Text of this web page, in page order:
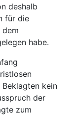
deshalb
für die
habe.
kein
der
zum